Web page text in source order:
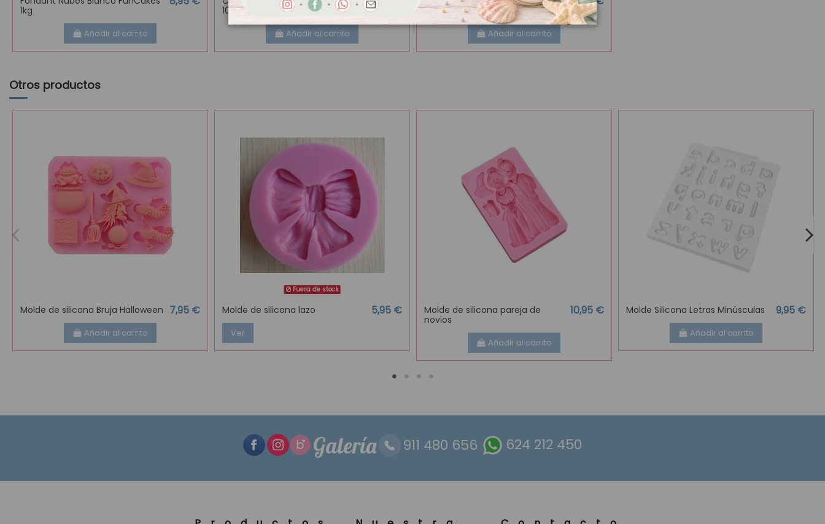
1kg
Añadir al carrito
10/09)
Añadir al carrito
Azushine
Añadir al carrito
Otros productos
Molde de silicona Bruja Halloween 7,95 €
Añadir al carrito
Fuera de stock
Molde de silicona lazo 5,95 €
Ver
Molde de silicona pareja de
novios
10,95 €
Añadir al carrito
Molde Silicona Letras Minúsculas 9,95 €
Añadir al carrito
Galería 911 480 656 624 212 450